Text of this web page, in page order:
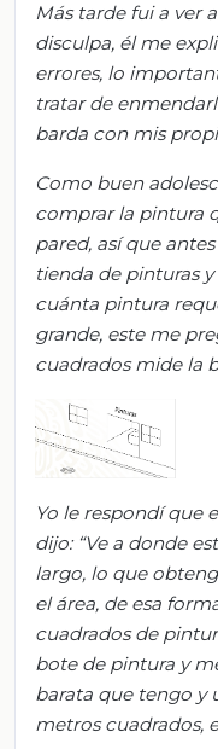
Más tarde fui a ver
disculpa, él me
errores, lo
tratar de
barda con mis
Como buen
comprar la pintura
pared, así que
tienda de pinturas
cuánta pintura
grande, este me
cuadrados mide la
Yo le respondí que
dijo: “Ve a donde
largo, lo que
el área, de esa
cuadrados de
bote de pintura y
barata que tengo y
metros cuadrados,